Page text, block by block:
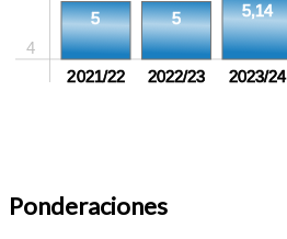
4
5 5 5,14
2021/22 2022/23 2023/24
Ponderaciones